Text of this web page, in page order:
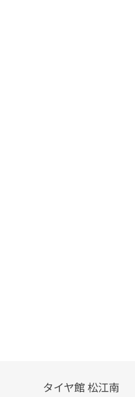
タイヤ館 松江南